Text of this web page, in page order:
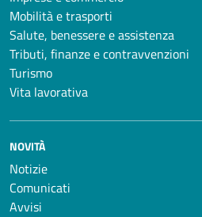
Mobilità e trasporti
Salute, benessere e assistenza
Tributi, finanze e contravvenzioni
Turismo
Vita lavorativa
NOVITÀ
Notizie
Comunicati
Avvisi